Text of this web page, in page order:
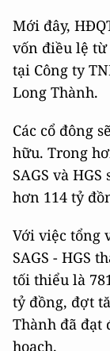
Mới đây,
vốn điều lệ từ
tại Công ty
Long Thành.
Các cổ đông
hữu. Trong
SAGS và
hơn 114 tỷ
Với việc tổng
SAGS - HGS
tối thiểu là
tỷ đồng, đợt
Thành đã đạt
hoạch.